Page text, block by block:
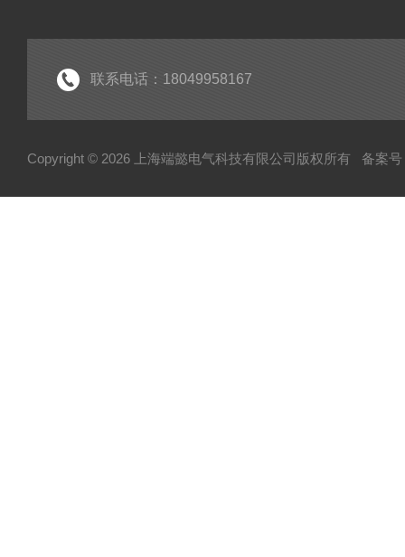
联系电话：18049958167
Copyright © 2026 上海端懿电气科技有限公司版权所有 备案号